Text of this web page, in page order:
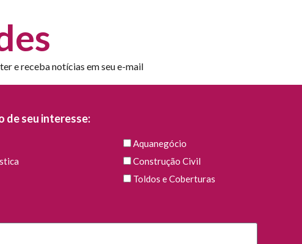
e receba notícias em seu e-mail
de seu interesse:
Aquanegócio
Construção Civil
Toldos e Coberturas